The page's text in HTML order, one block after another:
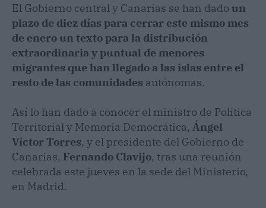
El Gobierno central y Canarias se han dado un
plazo de diez días para cerrar este mismo mes
de enero un texto para la distribución
extraordinaria y puntual de menores
migrantes que han llegado a las islas entre el
resto de las comunidades autónomas.
Así lo han dado a conocer el ministro de Política
Territorial y Memoria Democrática, Ángel
Víctor Torres, y el presidente del Gobierno de
Canarias, Fernando Clavijo, tras una reunión
celebrada este jueves en la sede del Ministerio,
en Madrid.